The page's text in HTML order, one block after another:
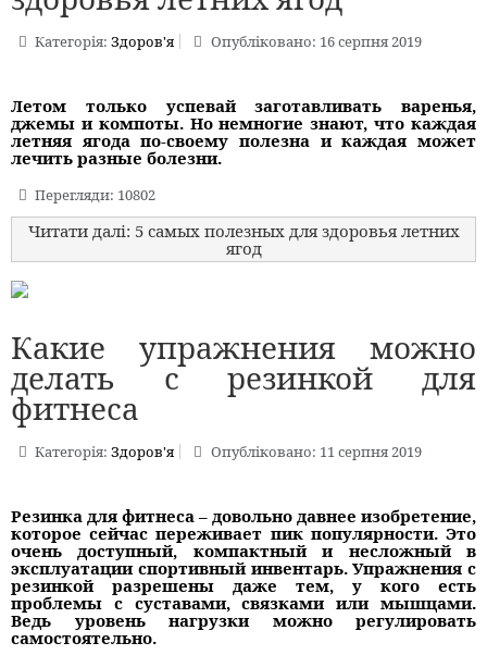
Категорія:Здоров'я Опубліковано: 16 серпня 2019
Летом только успевай заготавливать варенья,
джемы и компоты. Но немногие знают, что каждая
летняя ягода по-своему полезна и каждая может
лечить разные болезни.
Перегляди: 10802
Читати далі: 5 самых полезных для здоровья летних
ягод
Какие упражнения можно
делать с резинкой для
фитнеса
Категорія:Здоров'я Опубліковано: 11 серпня 2019
Резинка для фитнеса – довольно давнее изобретение,
которое сейчас переживает пик популярности. Это
очень доступный, компактный и несложный в
эксплуатации спортивный инвентарь. Упражнения с
резинкой разрешены даже тем, у кого есть
проблемы с суставами, связками или мышцами.
Ведь уровень нагрузки можно регулировать
самостоятельно.